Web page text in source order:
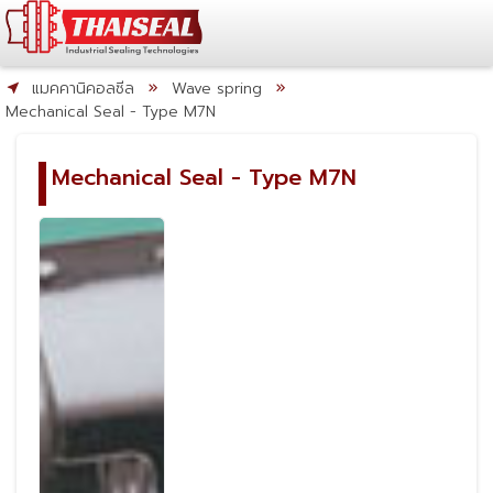
แมคคานิคอลซีล
Wave spring
Mechanical Seal - Type M7N
Mechanical Seal - Type M7N